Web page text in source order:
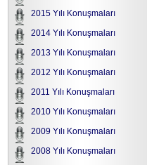
2015 Yılı Konuşmaları
2014 Yılı Konuşmaları
2013 Yılı Konuşmaları
2012 Yılı Konuşmaları
2011 Yılı Konuşmaları
2010 Yılı Konuşmaları
2009 Yılı Konuşmaları
2008 Yılı Konuşmaları